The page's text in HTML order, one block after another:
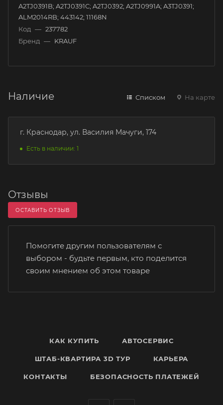
A2TJ0391B; A2TJ0391C; A2TJ0392; A2TJ0991A; A3TJ0391;
ALM2014RB; 443142; 11168N
Код — 237782
Бренд — KRAUF
Наличие Списком На карте
г. Краснодар, ул. Василия Мачуги, 174
Есть в наличии: 1
Отзывы
ОСТАВИТЬ ОТЗЫВ
Помогите другим пользователям с
выбором - будьте первым, кто поделится
своим мнением об этом товаре
КАК КУПИТЬ АВТОСЕРВИС
ШТАБ-КВАРТИРА 3D ТУР КАРЬЕРА
КОНТАКТЫ БЕЗОПАСНОСТЬ ПЛАТЕЖЕЙ